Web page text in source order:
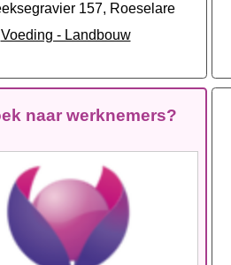
157, Roeselare
Voeding - Landbouw
naar werknemers?